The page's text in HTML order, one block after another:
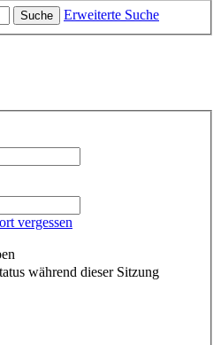
Suche Erweiterte Suche
vergessen
während dieser Sitzung